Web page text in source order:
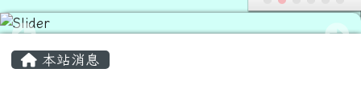
本站消息